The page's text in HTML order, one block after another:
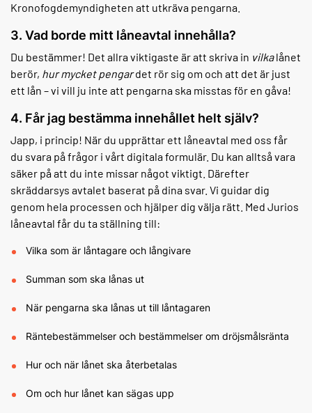
Kronofogdemyndigheten att utkräva pengarna.
3. Vad borde mitt låneavtal innehålla?
Du bestämmer! Det allra viktigaste är att skriva in vilkalånet
berör, hur mycket pengardet rör sig om och att det är just
ett lån – vi vill ju inte att pengarna ska misstas för en gåva!
4. Får jag bestämma innehållet helt själv?
Japp, i princip! När du upprättar ett låneavtal med oss får
du svara på frågor i vårt digitala formulär. Du kan alltså vara
säker på att du inte missar något viktigt. Därefter
skräddarsys avtalet baserat på dina svar. Vi guidar dig
genom hela processen och hjälper dig välja rätt. Med Jurios
låneavtal får du ta ställning till:
Vilka som är låntagare och långivare
Summan som ska lånas ut
När pengarna ska lånas ut till låntagaren
Räntebestämmelser och bestämmelser om dröjsmålsränta
Hur och när lånet ska återbetalas
Om och hur lånet kan sägas upp